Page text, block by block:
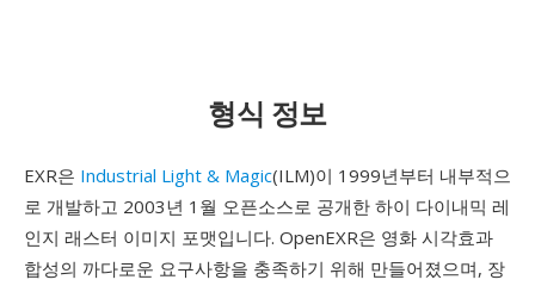
형식 정보
EXR은 Industrial Light & Magic(ILM)이 1999년부터 내부적으
로 개발하고 2003년 1월 오픈소스로 공개한 하이 다이내믹 레
인지 래스터 이미지 포맷입니다. OpenEXR은 영화 시각효과
합성의 까다로운 요구사항을 충족하기 위해 만들어졌으며, 장